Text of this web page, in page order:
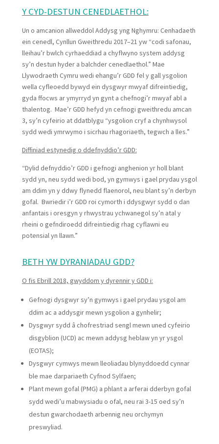
Y CYD-DESTUN CENEDLAETHOL:
Un o amcanion allweddol Addysg yng Nghymru: Cenhadaeth
ein cenedl, Cynllun Gweithredu 2017–21 yw “codi safonau,
lleihau’r bwlch cyrhaeddiad a chyflwyno system addysg
sy’n destun hyder a balchder cenedlaethol.” Mae
Llywodraeth Cymru wedi ehangu’r GDD fel y gall ysgolion
wella cyfleoedd bywyd ein dysgwyr mwyaf difreintiedig,
gyda ffocws ar ymyrryd yn gynt a chefnogi’r mwyaf abl a
thalentog. Mae’r GDD hefyd yn cefnogi gweithredu amcan
3, sy’n cyfeirio at ddatblygu “ysgolion cryf a chynhwysol
sydd wedi ymrwymo i sicrhau rhagoriaeth, tegwch a lles.”
Diffiniad estynedig o ddefnyddio’r GDD:
“Dylid defnyddio’r GDD i gefnogi anghenion yr holl blant
sydd yn, neu sydd wedi bod, yn gymwys i gael prydau ysgol
am ddim yn y ddwy flynedd flaenorol, neu blant sy’n derbyn
gofal. Bwriedir i’r GDD roi cymorth i ddysgwyr sydd o dan
anfantais i oresgyn y rhwystrau ychwanegol sy’n atal y
rheini o gefndiroedd difreintiedig rhag cyflawni eu
potensial yn llawn.”
BETH YW DYRANIADAU GDD?
O fis Ebrill 2018, gwyddom y dyrennir y GDD i:
Gefnogi dysgwyr sy’n gymwys i gael prydau ysgol am
ddim ac a addysgir mewn ysgolion a gynhelir;
Dysgwyr sydd â chofrestriad sengl mewn uned cyfeirio
disgyblion (UCD) ac mewn addysg heblaw yn yr ysgol
(EOTAS);
Dysgwyr cymwys mewn lleoliadau blynyddoedd cynnar
ble mae darpariaeth Cyfnod Sylfaen;
Plant mewn gofal (PMG) a phlant a arferai dderbyn gofal
sydd wedi’u mabwysiadu o ofal, neu rai 3-15 oed sy’n
destun gwarchodaeth arbennig neu orchymyn
preswyliad.